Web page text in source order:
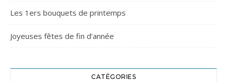
Les 1ers bouquets de printemps
Joyeuses fêtes de fin d’année
CATÉGORIES